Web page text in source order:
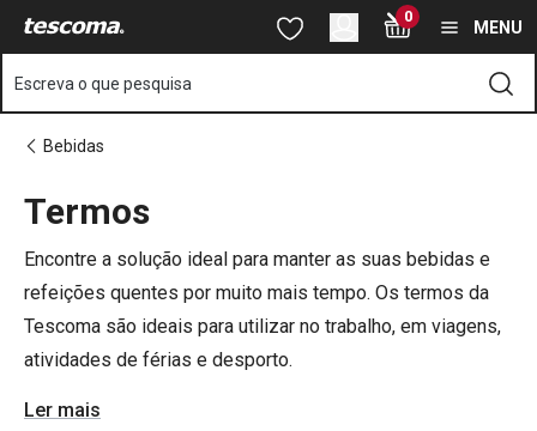
Está na página Termos para Bebidas Quentes e Frias
Saltar para o conteúdo principal
Saltar para a pesquisa
Saltar para a navegação 0
MENU
Escreva o que pesquisa
Bebidas
Termos
Encontre a solução ideal para manter as suas bebidas e
refeições quentes por muito mais tempo. Os termos da
Tescoma são ideais para utilizar no trabalho, em viagens,
atividades de férias e desporto.
Ler mais